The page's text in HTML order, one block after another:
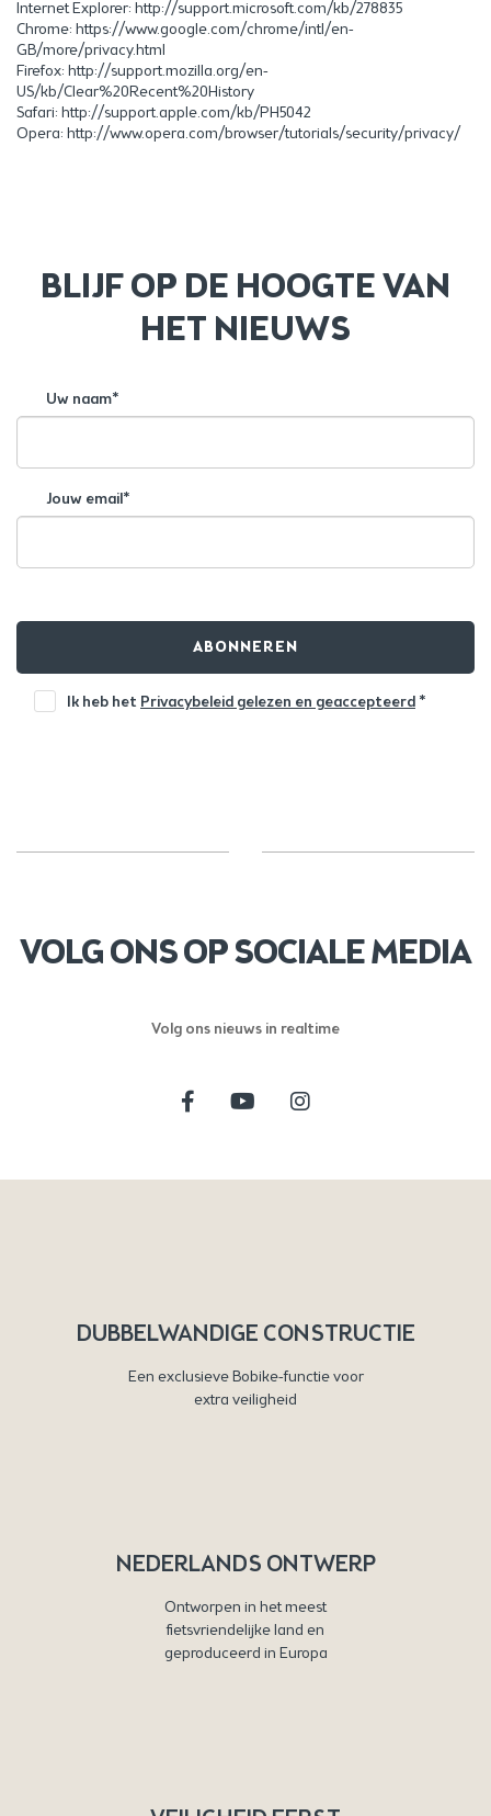
Internet Explorer: http://support.microsoft.com/kb/278835
Chrome: https://www.google.com/chrome/intl/en-
GB/more/privacy.html
Firefox: http://support.mozilla.org/en-
US/kb/Clear%20Recent%20History
Safari: http://support.apple.com/kb/PH5042
Opera: http://www.opera.com/browser/tutorials/security/privacy/
BLIJF OP DE HOOGTE VAN
HET NIEUWS
Uw naam*
Jouw email*
ABONNEREN
Ik heb het Privacybeleid gelezen en geaccepteerd *
VOLG ONS OP SOCIALE MEDIA
Volg ons nieuws in realtime
DUBBELWANDIGE CONSTRUCTIE
Een exclusieve Bobike-functie voor
extra veiligheid
NEDERLANDS ONTWERP
Ontworpen in het meest
fietsvriendelijke land en
geproduceerd in Europa